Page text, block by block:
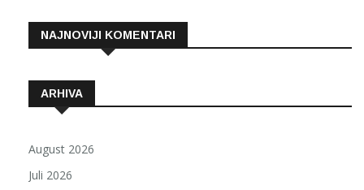
NAJNOVIJI KOMENTARI
ARHIVA
August 2026
Juli 2026